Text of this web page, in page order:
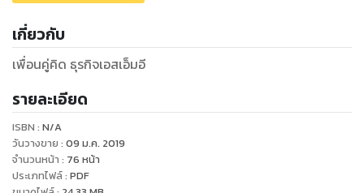
เกี่ยวกับ
เพื่อนคู่คิด ธุรกิจเอสเอ็มอี
รายละเอียด
ISBN : N/A
วันวางขาย : 09 ม.ค. 2019
จำนวนหน้า : 76 หน้า
ประเภทไฟล์: PDF